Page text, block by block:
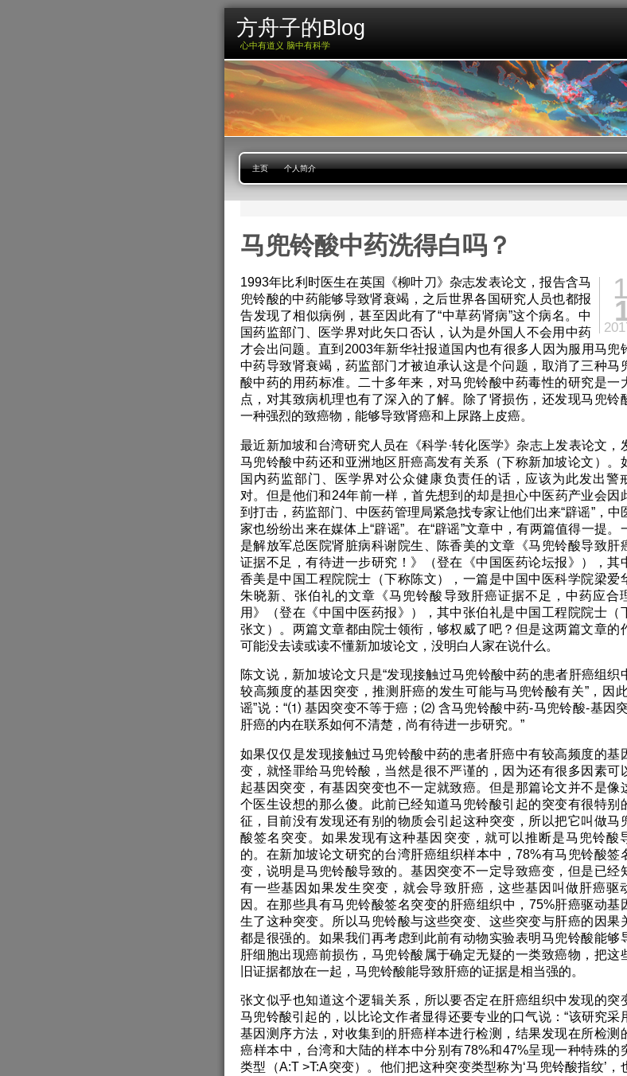
方舟子的Blog
心中有道义 脑中有科学
主页 个人简介
马兜铃酸中药洗得白吗？
1993年比利时医生在英国《柳叶刀》杂志发表论文，报告含马
兜铃酸的中药能够导致肾衰竭，之后世界各国研究人员也都报
告发现了相似病例，甚至因此有了“中草药肾病”这个病名。中
国药监部门、医学界对此矢口否认，认为是外国人不会用中药
才会出问题。直到2003年新华社报道国内也有很多人因为服用马兜
中药导致肾衰竭，药监部门才被迫承认这是个问题，取消了三种马
酸中药的用药标准。二十多年来，对马兜铃酸中药毒性的研究是一
点，对其致病机理也有了深入的了解。除了肾损伤，还发现马兜铃
一种强烈的致癌物，能够导致肾癌和上尿路上皮癌。
最近新加坡和台湾研究人员在《科学·转化医学》杂志上发表论文，
马兜铃酸中药还和亚洲地区肝癌高发有关系（下称新加坡论文）。
国内药监部门、医学界对公众健康负责任的话，应该为此发出警
对。但是他们和24年前一样，首先想到的却是担心中医药产业会因
到打击，药监部门、中医药管理局紧急找专家让他们出来“辟谣”，中
家也纷纷出来在媒体上“辟谣”。在“辟谣”文章中，有两篇值得一提。
是解放军总医院肾脏病科谢院生、陈香美的文章《马兜铃酸导致肝
证据不足，有待进一步研究！》（登在《中国医药论坛报》），其
香美是中国工程院院士（下称陈文），一篇是中国中医科学院梁爱
朱晓新、张伯礼的文章《马兜铃酸导致肝癌证据不足，中药应合
用》（登在《中国中医药报》），其中张伯礼是中国工程院院士（
张文）。两篇文章都由院士领衔，够权威了吧？但是这两篇文章的
可能没去读或读不懂新加坡论文，没明白人家在说什么。
陈文说，新加坡论文只是“发现接触过马兜铃酸中药的患者肝癌组织
较高频度的基因突变，推测肝癌的发生可能与马兜铃酸有关”，因
谣”说：“⑴ 基因突变不等于癌；⑵ 含马兜铃酸中药-马兜铃酸-基因
肝癌的内在联系如何不清楚，尚有待进一步研究。”
如果仅仅是发现接触过马兜铃酸中药的患者肝癌中有较高频度的基
变，就怪罪给马兜铃酸，当然是很不严谨的，因为还有很多因素可
起基因突变，有基因突变也不一定就致癌。但是那篇论文并不是像
个医生设想的那么傻。此前已经知道马兜铃酸引起的突变有很特别
征，目前没有发现还有别的物质会引起这种突变，所以把它叫做马
酸签名突变。如果发现有这种基因突变，就可以推断是马兜铃酸
的。在新加坡论文研究的台湾肝癌组织样本中，78%有马兜铃酸签
变，说明是马兜铃酸导致的。基因突变不一定导致癌变，但是已经
有一些基因如果发生突变，就会导致肝癌，这些基因叫做肝癌驱
因。在那些具有马兜铃酸签名突变的肝癌组织中，75%肝癌驱动基
生了这种突变。所以马兜铃酸与这些突变、这些突变与肝癌的因果
都是很强的。如果我们再考虑到此前有动物实验表明马兜铃酸能够
肝细胞出现癌前损伤，马兜铃酸属于确定无疑的一类致癌物，把这
旧证据都放在一起，马兜铃酸能导致肝癌的证据是相当强的。
张文似乎也知道这个逻辑关系，所以要否定在肝癌组织中发现的突
马兜铃酸引起的，以比论文作者显得还要专业的口气说：“该研究采
基因测序方法，对收集到的肝癌样本进行检测，结果发现在所检测
癌样本中，台湾和大陆的样本中分别有78%和47%呈现一种特殊的
类型（A:T >T:A突变）。他们把这种突变类型称为‘马兜铃酸指纹’，